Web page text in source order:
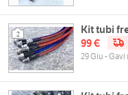
2
Kit tubi
99 €
29 Giu - Gavi